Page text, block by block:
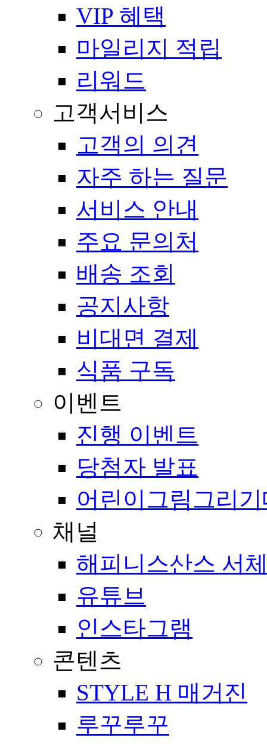
VIP 혜택
마일리지 적립
리워드
고객서비스
고객의 의견
자주 하는 질문
서비스 안내
주요 문의처
배송 조회
공지사항
비대면 결제
식품 구독
이벤트
진행 이벤트
당첨자 발표
어린이그림그리
채널
해피니스산스 서
유튜브
인스타그램
콘텐츠
STYLE H 매거진
루꾸루꾸